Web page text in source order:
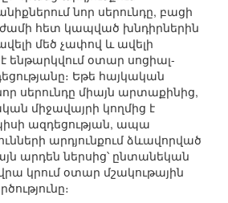
նոր սերունդը, բացի
հետ կապված խնդիրներին
մեծ չափով և ավելի
ենթարկվում օտար սոցիալ-
Եթե հայկական
սերունդը միայն արտաքինից,
միջավայրի կողմից է
ազդեցության, ապա
արդյունքում ձևավորված
արդեն ներսից՝ ընտանեկան
կրում օտար մշակութային